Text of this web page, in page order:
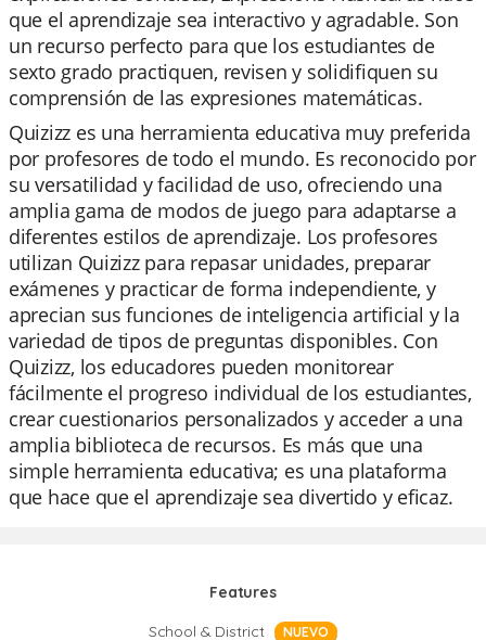
que el aprendizaje sea interactivo y agradable. Son
un recurso perfecto para que los estudiantes de
sexto grado practiquen, revisen y solidifiquen su
comprensión de las expresiones matemáticas.
Quizizz es una herramienta educativa muy preferida
por profesores de todo el mundo. Es reconocido por
su versatilidad y facilidad de uso, ofreciendo una
amplia gama de modos de juego para adaptarse a
diferentes estilos de aprendizaje. Los profesores
utilizan Quizizz para repasar unidades, preparar
exámenes y practicar de forma independiente, y
aprecian sus funciones de inteligencia artificial y la
variedad de tipos de preguntas disponibles. Con
Quizizz, los educadores pueden monitorear
fácilmente el progreso individual de los estudiantes,
crear cuestionarios personalizados y acceder a una
amplia biblioteca de recursos. Es más que una
simple herramienta educativa; es una plataforma
que hace que el aprendizaje sea divertido y eficaz.
Features
School & District
NUEVO